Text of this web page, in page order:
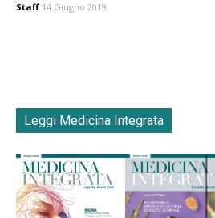
Staff 14 Giugno 2019
Leggi Medicina Integrata